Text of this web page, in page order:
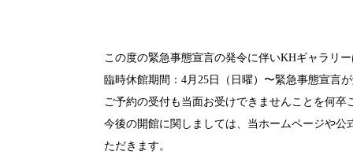
この度の緊急事態宣言の発令に伴いKHギャラリ
臨時休館期間：4月25日（日曜）〜緊急事態宣言
ご予約の受付も当面お受けできませんことを何卒
今後の開館に関しましては、当ホームページや公
ただきます。